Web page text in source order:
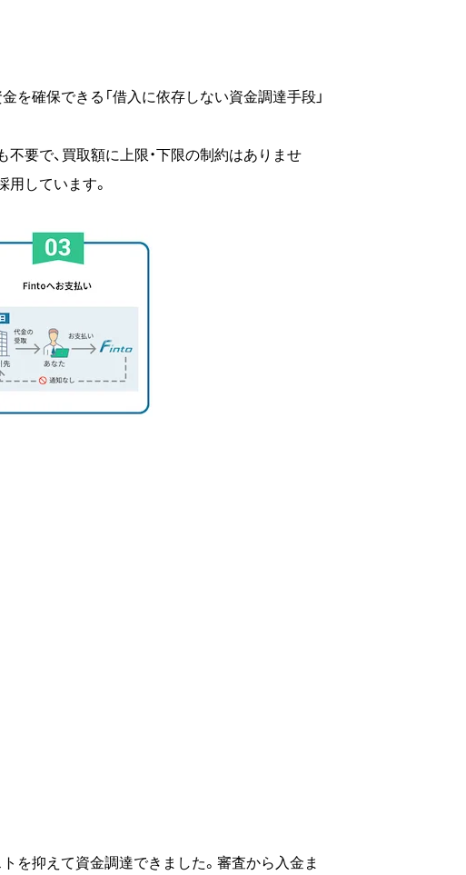
を確保できる「借入に依存しない資金調達手段」
要で、買取額に上限・下限の制約はありませ
用しています。
を抑えて資金調達できました。審査から入金ま